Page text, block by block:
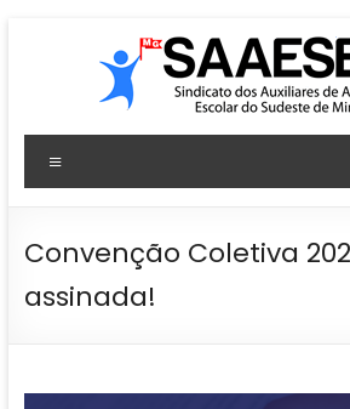
SAAESEMG
Sindicato
Auxiliares
Administração
Sudeste
Convenção Coletiva
assinada!